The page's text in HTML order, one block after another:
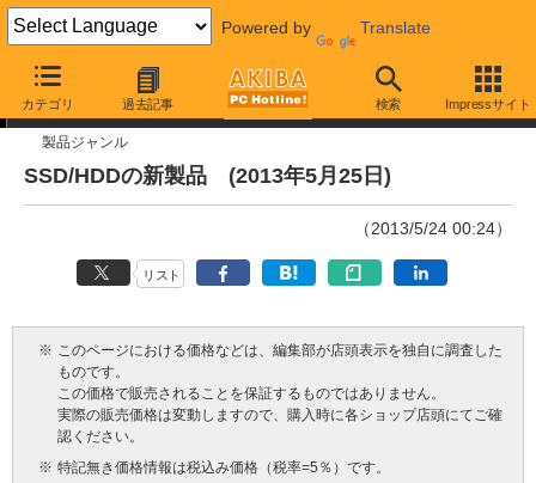
Powered by Translate
カテゴリ 過去記事 検索 Impressサイト
今週見つけた新製品
製品ジャンル
SSD/HDDの新製品 (2013年5月25日)
（2013/5/24 00:24）
リスト
※ このページにおける価格などは、編集部が店頭表示を独自に調査した
ものです。
この価格で販売されることを保証するものではありません。
実際の販売価格は変動しますので、購入時に各ショップ店頭にてご確
認ください。
※ 特記無き価格情報は税込み価格（税率=5％）です。